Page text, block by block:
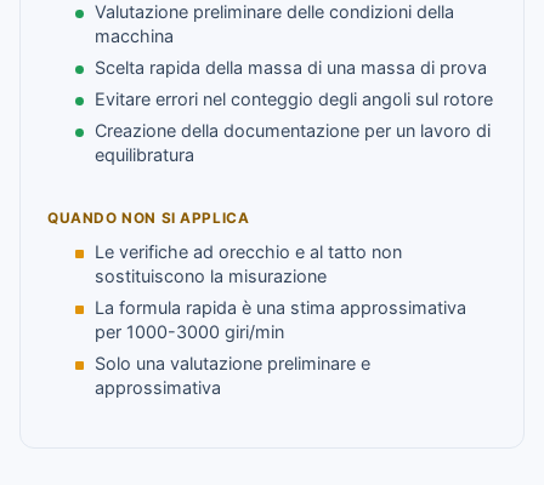
Valutazione preliminare delle condizioni della
macchina
Scelta rapida della massa di una massa di prova
Evitare errori nel conteggio degli angoli sul rotore
Creazione della documentazione per un lavoro di
equilibratura
QUANDO NON SI APPLICA
Le verifiche ad orecchio e al tatto non
sostituiscono la misurazione
La formula rapida è una stima approssimativa
per 1000-3000 giri/min
Solo una valutazione preliminare e
approssimativa